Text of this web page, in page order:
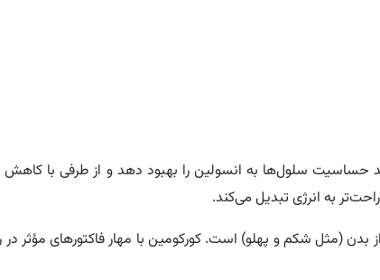
حساسیت سلول‌ها به انسولین را بهبود دهد و از طرفی با
به انرژی تبدیل می‌کند.
بدن (مثل شکم و پهلو) است. کورکومین با مهار فاکتورهای مؤثر